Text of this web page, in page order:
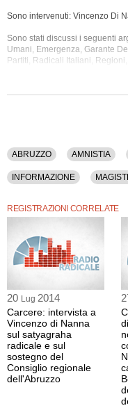
Sono intervenuti: Vincenzo Di
Sono stati discussi i seguenti
Umani, Emergenza, Garante
Partiti, Radicali Italiani, Regioni,
ABRUZZO AMNISTIA
INFORMAZIONE
REGISTRAZIONI CORRELATE
20 Lug 2014
Carcere: intervista a
Vincenzo di Nanna
sul satyagraha
radicale e sul
sostegno del
Consiglio regionale
dell'Abruzzo